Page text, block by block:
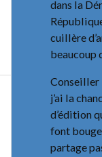
dans la
cuillère
beaucoup
Conseiller
j’ai la
d’édition
font
partage